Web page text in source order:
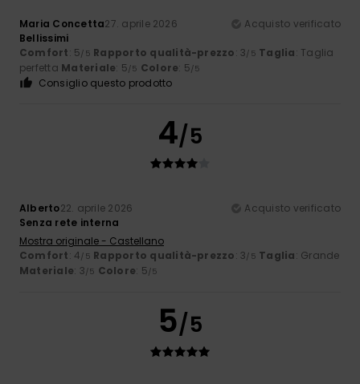
Maria Concetta27. aprile 2026
Acquisto verificato
Bellissimi
Comfort: 5/5 Rapporto qualità-prezzo: 3/5 Taglia: Taglia
perfetta Materiale: 5/5 Colore: 5/5
Consiglio questo prodotto
4/5
Alberto22. aprile 2026
Acquisto verificato
Senza rete interna
Mostra originale - Castellano
Comfort: 4/5 Rapporto qualità-prezzo: 3/5 Taglia: Grande
Materiale: 3/5 Colore: 5/5
5/5